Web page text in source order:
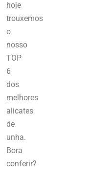
hoje
trouxemos
o
nosso
TOP
6
dos
melhores
alicates
de
unha.
Bora
conferir?